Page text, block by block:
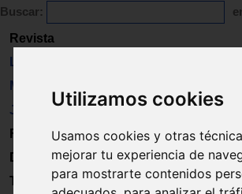
Utilizamos cookies
Usamos cookies y otras
mejorar tu experiencia de
para mostrarte contenidos
Buscar:
Revista
Libros
Material
Juguetes
Formación
Directorio
Trabajo